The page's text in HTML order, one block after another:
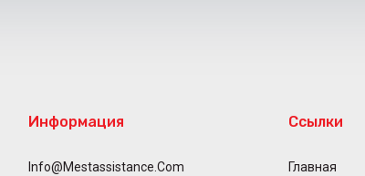
Информация
Info@mestassistance.com
Ссылки
Главная